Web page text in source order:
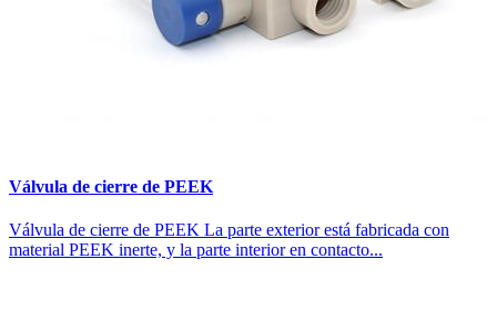
Válvula de cierre de PEEK
Válvula de cierre de PEEK La parte exterior está fabricada con
material PEEK inerte, y la parte interior en contacto...